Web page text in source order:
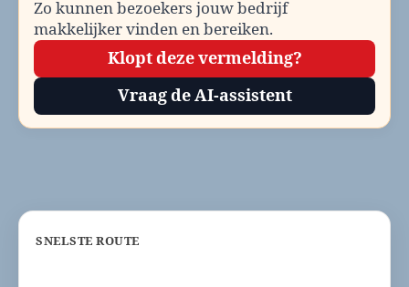
Zo kunnen bezoekers jouw bedrijf
makkelijker vinden en bereiken.
Klopt deze vermelding?
Vraag de AI-assistent
SNELSTE ROUTE